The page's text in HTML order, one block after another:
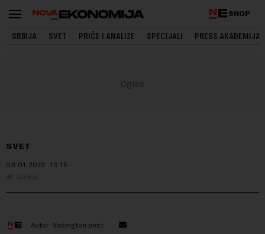
SHOP
SRBIJA SVET PRIČE I ANALIZE SPECIJALI PRESS AKADEMIJA
SVET
08.01.2019. 13:15
Tanjug
Autor: Vašington post